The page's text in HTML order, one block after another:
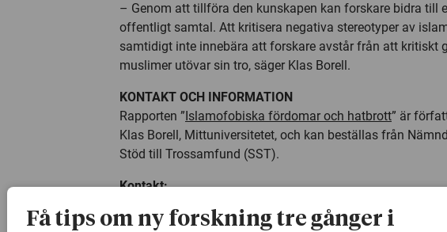
– Genom att tillföra den kunskapen kan forskare bidra till
offentligt samtal. Att kritisera negativa stereotyper av
samtidigt inte innebära att forskare avstår från att kritiskt
muslimer utövar sin tro, säger Klas Borell.
KONTAKT OCH INFORMATION
Rapporten ”Islamofobiska fördomar och hatbrott” är
Klas Borell, Mittuniversitetet, och kan beställas från
Stöd till Trossamfund (SST).
Kontakt:
Få tips om ny forskning tre gånger i